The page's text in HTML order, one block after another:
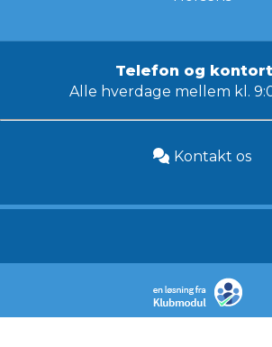
Telefon og
Alle hverdage mellem kl.
Kontakt os